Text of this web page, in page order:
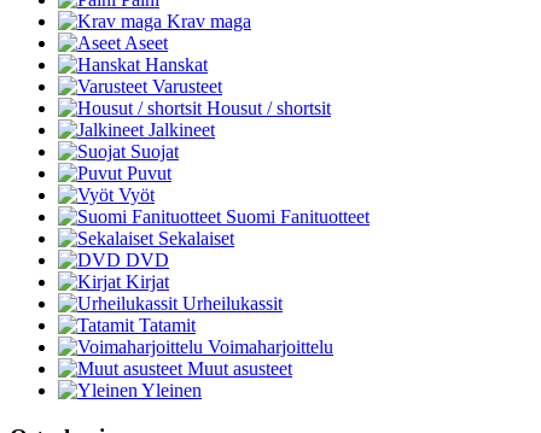
Krav maga
Aseet
Hanskat
Varusteet
Housut / shortsit
Jalkineet
Suojat
Puvut
Vyöt
Suomi Fanituotteet
Sekalaiset
DVD
Kirjat
Urheilukassit
Tatamit
Voimaharjoittelu
Muut asusteet
Yleinen